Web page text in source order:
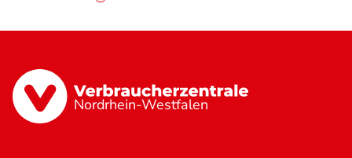
Nordrhein-Westfalen